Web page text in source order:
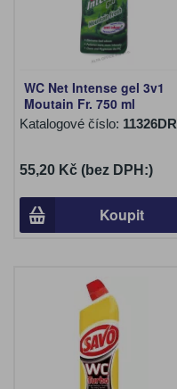
WC Net Intense gel 3v1
Moutain Fr. 750 ml
Katalogové číslo: 11326DR
55,20 Kč (bez DPH:)
Koupit